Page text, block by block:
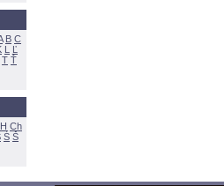
B C
L
Ľ
T Ť
H Ch
Ś